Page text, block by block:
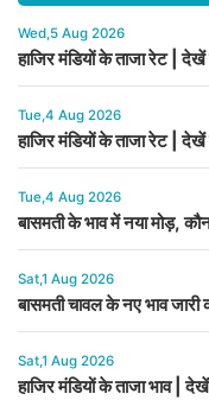
Wed,5 Aug 2026
हाजिर मंडियों के ताजा रेट | देखें
Tue,4 Aug 2026
हाजिर मंडियों के ताजा रेट | देखें
Tue,4 Aug 2026
बासमती के भाव में नया मोड़,
Sat,1 Aug 2026
बासमती चावल के नए भाव जारी
Sat,1 Aug 2026
हाजिर मंडियों के ताजा भाव | देखें